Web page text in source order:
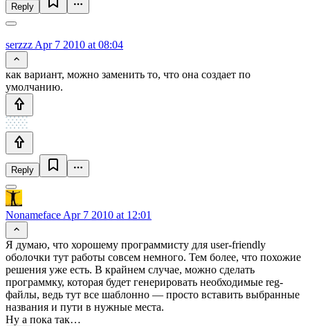
Reply
serzzz Apr 7 2010 at 08:04
как вариант, можно заменить то, что она создает по
умолчанию.
Reply
Nonameface Apr 7 2010 at 12:01
Я думаю, что хорошему программисту для user-friendly
оболочки тут работы совсем немного. Тем более, что похожие
решения уже есть. В крайнем случае, можно сделать
программку, которая будет генерировать необходимые reg-
файлы, ведь тут все шаблонно — просто вставить выбранные
названия и пути в нужные места.
Ну а пока так…